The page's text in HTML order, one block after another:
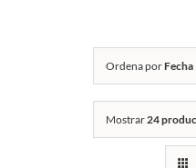
Ordena porFecha
Mostrar24